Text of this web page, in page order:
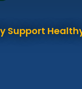
Support